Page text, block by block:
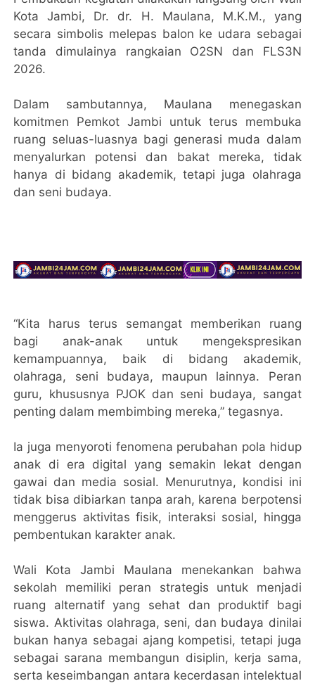
Kota Jambi, Dr. dr. H. Maulana, M.K.M., yang
secara simbolis melepas balon ke udara sebagai
tanda dimulainya rangkaian O2SN dan FLS3N
2026.
Dalam sambutannya, Maulana menegaskan
komitmen Pemkot Jambi untuk terus membuka
ruang seluas-luasnya bagi generasi muda dalam
menyalurkan potensi dan bakat mereka, tidak
hanya di bidang akademik, tetapi juga olahraga
dan seni budaya.
“Kita harus terus semangat memberikan ruang
bagi anak-anak untuk mengekspresikan
kemampuannya, baik di bidang akademik,
olahraga, seni budaya, maupun lainnya. Peran
guru, khususnya PJOK dan seni budaya, sangat
penting dalam membimbing mereka,” tegasnya.
Ia juga menyoroti fenomena perubahan pola hidup
anak di era digital yang semakin lekat dengan
gawai dan media sosial. Menurutnya, kondisi ini
tidak bisa dibiarkan tanpa arah, karena berpotensi
menggerus aktivitas fisik, interaksi sosial, hingga
pembentukan karakter anak.
Wali Kota Jambi Maulana menekankan bahwa
sekolah memiliki peran strategis untuk menjadi
ruang alternatif yang sehat dan produktif bagi
siswa. Aktivitas olahraga, seni, dan budaya dinilai
bukan hanya sebagai ajang kompetisi, tetapi juga
sebagai sarana membangun disiplin, kerja sama,
serta keseimbangan antara kecerdasan intelektual